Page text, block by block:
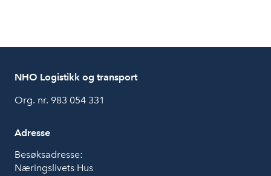
NHO Logistikk og transport
Org. nr. 983 054 331
Adresse
Besøksadresse:
Næringslivets Hus